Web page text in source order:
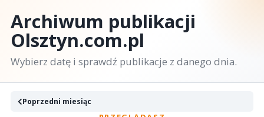
Archiwum publikacji
Olsztyn.com.pl
Wybierz datę i sprawdź publikacje z danego dnia.
Poprzedni miesiąc